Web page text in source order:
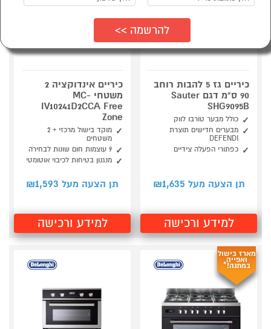
כיריים גז 5 להבות רוחב
90 ס"מ דגם Sauter
SHG9095B
כולל מבער טורבו לווק
מבערים חדישים תוצרת
DEFENDI
כפתורי הפעלה צידיים
תן הצעה מעל ₪ 1,635
למידע ורכישה
כיריים אינדוקציה 2
משטחי MC-
IV10241D2CCA Free
Zone
מוקד בישול מרכזי + 2
משטחים
9 עוצמות חום שונות לבחירה
מנגנון בטיחות לכיבוי אוטומטי
תן הצעה מעל ₪ 1,593
למידע ורכישה
מארז בישול
ואפייה
במתנה!*